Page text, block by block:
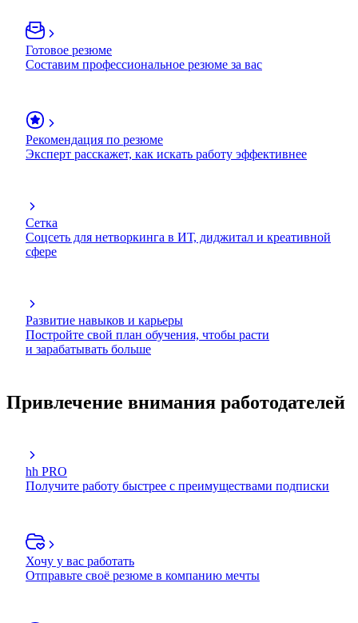
Готовое резюме
Составим профессиональное резюме за вас
Рекомендация по резюме
Эксперт расскажет, как искать работу эффективнее
Сетка
Соцсеть для нетворкинга в ИТ, диджитал и креативной
сфере
Развитие навыков и карьеры
Постройте свой план обучения, чтобы расти
и зарабатывать больше
Привлечение внимания работодателей
hh PRO
Получите работу быстрее с преимуществами подписки
Хочу у вас работать
Отправьте своё резюме в компанию мечты